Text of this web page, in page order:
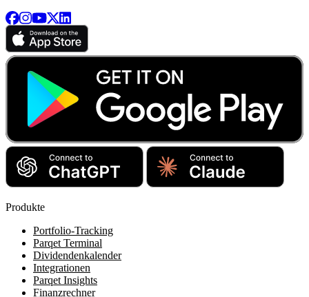
Produkte
Portfolio-Tracking
Parqet Terminal
Dividendenkalender
Integrationen
Parqet Insights
Finanzrechner